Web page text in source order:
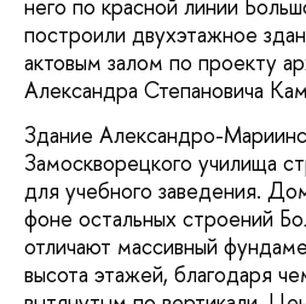
него по красной линии
построили двухэтажное
актовым залом по проекту
Александра Степановича
Здание Александро-
Замоскворецкого училища
для учебного заведения.
фоне остальных строений
отличают массивный
высота этажей, благодаря